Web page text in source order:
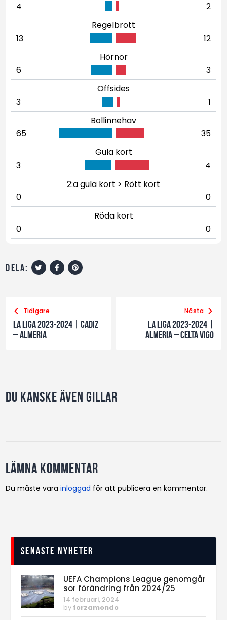
4
2
Regelbrott
13
12
Hörnor
6
3
Offsides
3
1
Bollinnehav
65
35
Gula kort
3
4
2:a gula kort > Rött kort
0
0
Röda kort
0
0
dela:
Tidigare
La Liga 2023-2024 | Cadiz
– Almeria
Nästa
La Liga 2023-2024 |
Almeria – Celta Vigo
Du kanske även gillar
Lämna kommentar
Du måste varainloggad för att publicera en kommentar.
Senaste nyheter
UEFA Champions League genomgår
sor förändring från 2024/25
14 februari, 2024
by forzamondo